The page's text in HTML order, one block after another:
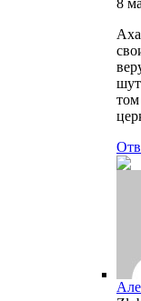
том